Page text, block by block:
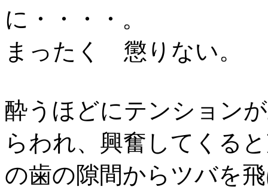
に・・・・。
まったく 懲りない。
酔うほどにテンション
らわれ、興奮してくる
の歯の隙間からツバを